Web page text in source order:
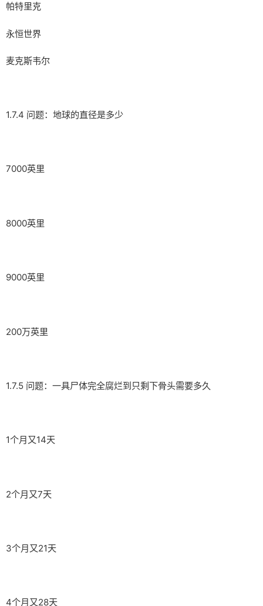
帕特里克
永恒世界
麦克斯韦尔
1.7.4 问题：地球的直径是多少
7000英里
8000英里
9000英里
200万英里
1.7.5 问题：一具尸体完全腐烂到只剩下骨头需要多久
1个月又14天
2个月又7天
3个月又21天
4个月又28天